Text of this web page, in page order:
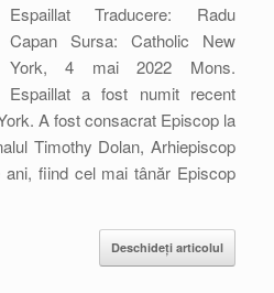
Espaillat Traducere: Radu
Capan Sursa: Catholic New
York, 4 mai 2022 Mons.
Espaillat a fost numit recent
A fost consacrat Episcop la
Timothy Dolan, Arhiepiscop
fiind cel mai tânăr Episcop
Deschideți articolul